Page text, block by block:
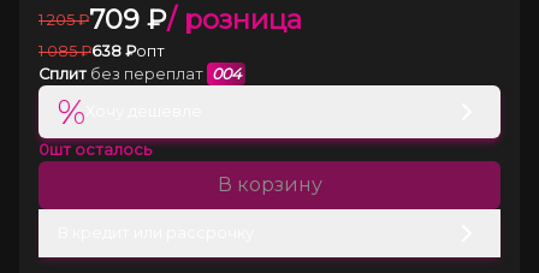
1 205 ₽709 ₽/ розница
1 085 ₽638 ₽опт
Сплит без переплат 004
%
0шт осталось
В корзину